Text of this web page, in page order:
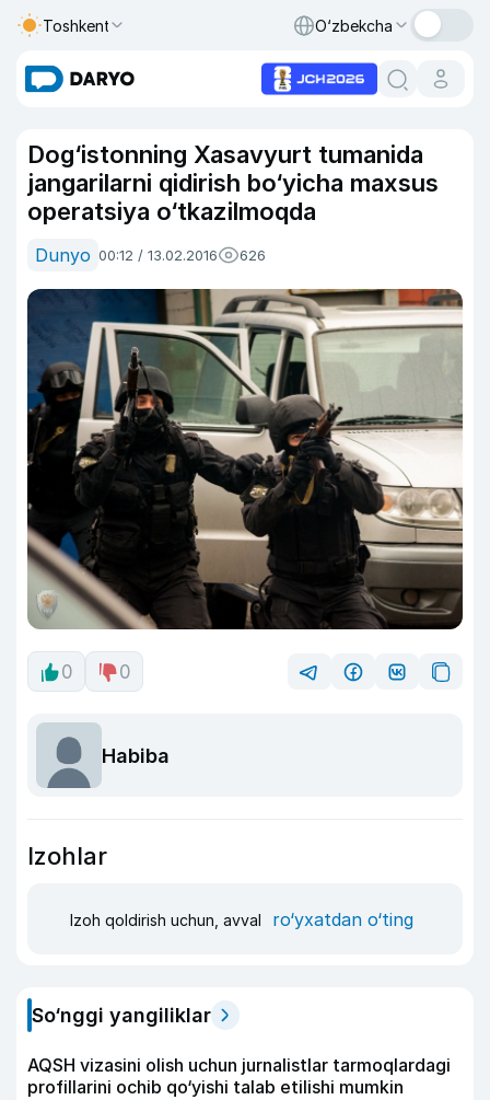
Toshkent O‘zbekcha
Dog‘istonning Xasavyurt tumanida
jangarilarni qidirish bo‘yicha maxsus
operatsiya o‘tkazilmoqda
Dunyo 00:12 / 13.02.2016 626
0 0
Habiba
Izohlar
Izoh qoldirish uchun, avval ro‘yxatdan o‘ting
So‘nggi yangiliklar
AQSH vizasini olish uchun jurnalistlar tarmoqlardagi
profillarini ochib qo‘yishi talab etilishi mumkin